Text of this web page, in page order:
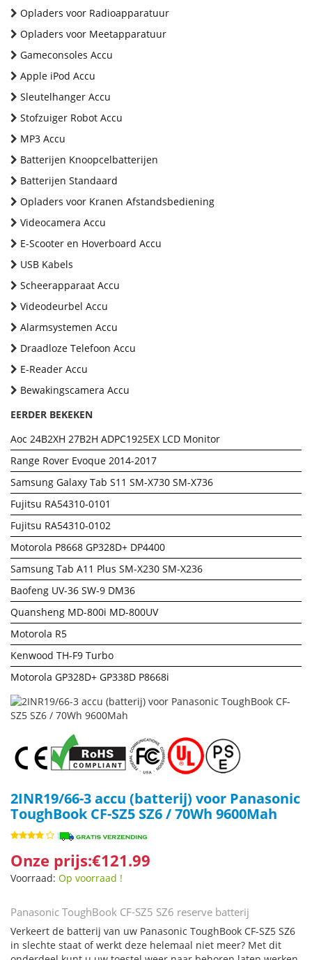
Opladers voor Radioapparatuur
Opladers voor Meetapparatuur
Gameconsoles Accu
Apple iPod Accu
Sleutelhanger Accu
Stofzuiger Robot Accu
MP3 Accu
Batterijen Knoopcelbatterijen
Batterijen Standaard
Opladers voor Kranen Afstandsbediening
Videocamera Accu
E-Scooter en Hoverboard Accu
USB Kabels
Scheerapparaat Accu
Videodeurbel Accu
Alarmsystemen Accu
Draadloze Telefoon Accu
E-Reader Accu
Bewakingscamera Accu
EERDER BEKEKEN
Aoc 24B2XH 27B2H ADPC1925EX LCD Monitor
Range Rover Evoque 2014-2017
Samsung Galaxy Tab S11 SM-X730 SM-X736
Fujitsu RA54310-0101
Fujitsu RA54310-0102
Motorola P8668 GP328D+ DP4400
Samsung Tab A11 Plus SM-X230 SM-X236
Baofeng UV-36 SW-9 DM36
Quansheng MD-800i MD-800UV
Motorola R5
Kenwood TH-F9 Turbo
Motorola GP328D+ GP338D P8668i
2INR19/66-3 accu (batterij) voor Panasonic
ToughBook CF-SZ5 SZ6 / 70Wh 9600Mah
Onze prijs:€121.99
Voorraad: Op voorraad !
Panasonic ToughBook CF-SZ5 SZ6 reserve batterij
Verkeert de batterij van uw Panasonic ToughBook CF-SZ5 SZ6
in slechte staat of werkt deze helemaal niet meer? Met dit